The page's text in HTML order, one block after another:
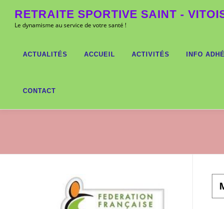
contenu
RETRAITE SPORTIVE SAINT -
Le dynamisme au service de votre santé !
ACTUALITÉS ACCUEIL ACTIVITÉS INFO
CONTACT